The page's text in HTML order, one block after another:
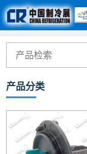
产品分类